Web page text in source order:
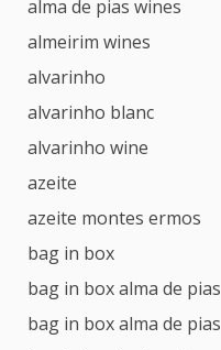
alma de pias wines
almeirim wines
alvarinho
alvarinho blanc
alvarinho wine
azeite
azeite montes ermos
bag in box
bag in box alma de pias
bag in box alma de pias